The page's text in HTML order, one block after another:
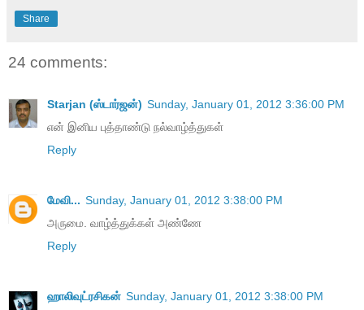
Share
24 comments:
Starjan (ஸ்டார்ஜன்) Sunday, January 01, 2012 3:36:00 PM
என் இனிய புத்தாண்டு நல்வாழ்த்துகள்
Reply
மேவி... Sunday, January 01, 2012 3:38:00 PM
அருமை. வாழ்த்துக்கள் அண்ணே
Reply
ஹாலிவுட்ரசிகன் Sunday, January 01, 2012 3:38:00 PM